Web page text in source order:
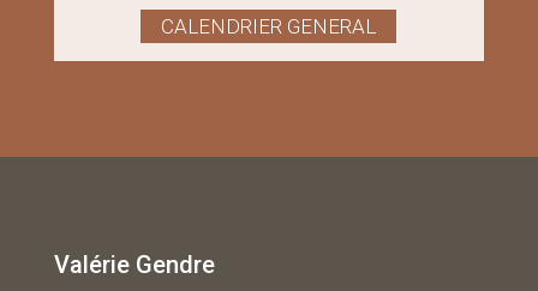
CALENDRIER GENERAL
Valérie Gendre